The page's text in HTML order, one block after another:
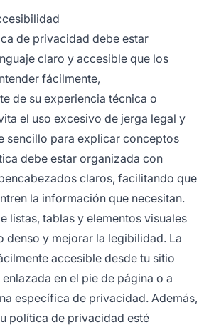
de privacidad debe estar
claro y accesible que los
fácilmente,
de su experiencia técnica o
el uso excesivo de jerga legal y
sencillo para explicar conceptos
debe estar organizada con
claros, facilitando que
la información que necesitan.
listas, tablas y elementos visuales
denso y mejorar la legibilidad. La
accesible desde tu sitio
en el pie de página o a
específica de privacidad. Además,
política de privacidad esté